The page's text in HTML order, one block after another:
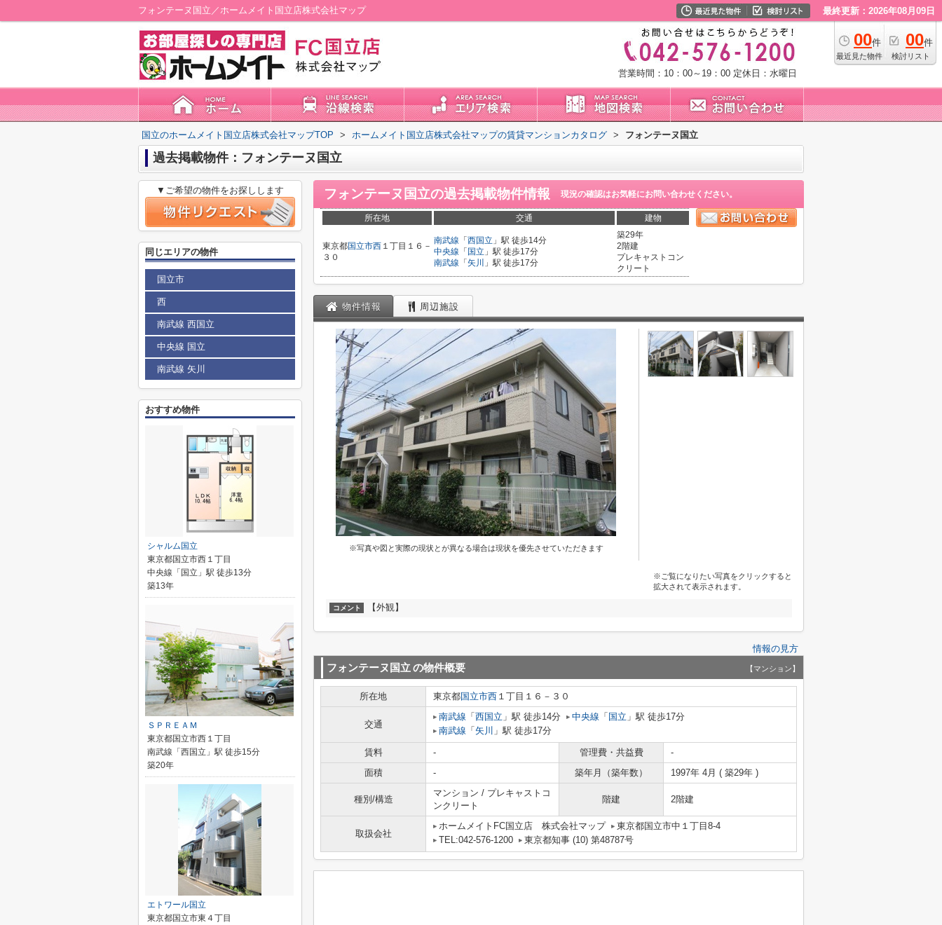
フォンテーヌ国立／ホームメイト国立店株式会社マップ 最終更新：2026年08月09日
00件
最近見た物件
00件
検討リスト
営業時間：10：00～19：00 定休日：水曜日
国立のホームメイト国立店株式会社マップTOP > ホームメイト国立店株式会社マップの賃貸マンションカタログ > フォンテーヌ国立
過去掲載物件：フォンテーヌ国立
フォンテーヌ国立の過去掲載物件情報 現況の確認はお気軽にお問い合わせください。
所在地 交通 建物
東京都国立市西 １丁目１６－
３０
南武線 「 西国立 」駅 徒歩14分
中央線 「 国立 」駅 徒歩17分
南武線 「 矢川 」駅 徒歩17分
築29年
2階建
プレキャストコン
クリート
物件情報 周辺施設
※写真や図と実際の現状とが異なる場合は現状を優先させていただきます
※ご覧になりたい写真をクリックすると
拡大されて表示されます。
コメント 【外観】
情報の見方
フォンテーヌ国立 の物件概要 【マンション】
所在地 東京都国立市西 １丁目１６－３０
交通
南武線 「 西国立 」駅 徒歩14分 中央線 「 国立 」駅 徒歩17分
南武線 「 矢川 」駅 徒歩17分
賃料 - 管理費・共益費
-
面積
- 築年月（築年数） 1997年 4月 ( 築29年 )
種別/構造
マンション / プレキャストコ
ンクリート
階建 2階建
取扱会社
ホームメイトFC国立店 株式会社マップ
東京都国立市中１丁目8-4
TEL:042-576-1200
東京都知事 (10) 第48787号
▼ご希望の物件をお探しします
同じエリアの物件
国立市
西
南武線 西国立
中央線 国立
南武線 矢川
おすすめ物件
シャルム国立
東京都国立市西１丁目
中央線「国立」駅 徒歩13分
築13年
ＳＰＲＥＡＭ
東京都国立市西１丁目
南武線「西国立」駅 徒歩15分
築20年
エトワール国立
東京都国立市東４丁目